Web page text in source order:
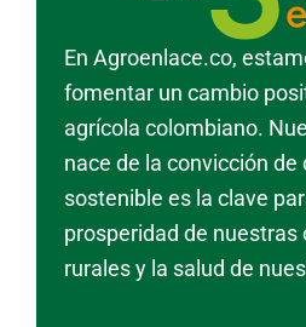
En Agroenlace.co,
fomentar un cambio
agrícola colombiano.
nace de la convicción
sostenible es la clave
prosperidad de nuestras
rurales y la salud de